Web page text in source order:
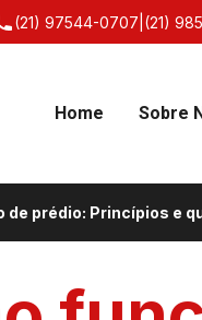
(21) 97544-0707 (21)
Home Sobre
de prédio: Princípios e